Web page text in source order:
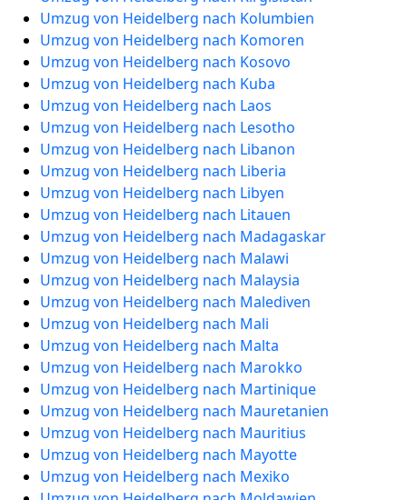
Umzug von Heidelberg nach Kolumbien
Umzug von Heidelberg nach Komoren
Umzug von Heidelberg nach Kosovo
Umzug von Heidelberg nach Kuba
Umzug von Heidelberg nach Laos
Umzug von Heidelberg nach Lesotho
Umzug von Heidelberg nach Libanon
Umzug von Heidelberg nach Liberia
Umzug von Heidelberg nach Libyen
Umzug von Heidelberg nach Litauen
Umzug von Heidelberg nach Madagaskar
Umzug von Heidelberg nach Malawi
Umzug von Heidelberg nach Malaysia
Umzug von Heidelberg nach Malediven
Umzug von Heidelberg nach Mali
Umzug von Heidelberg nach Malta
Umzug von Heidelberg nach Marokko
Umzug von Heidelberg nach Martinique
Umzug von Heidelberg nach Mauretanien
Umzug von Heidelberg nach Mauritius
Umzug von Heidelberg nach Mayotte
Umzug von Heidelberg nach Mexiko